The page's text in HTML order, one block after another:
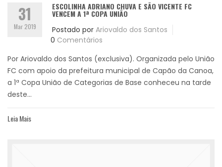
31
Mar 2019
ESCOLINHA ADRIANO CHUVA E SÃO VICENTE FC
VENCEM A 1ª COPA UNIÃO
Postado por Ariovaldo dos Santos
0 Comentários
Por Ariovaldo dos Santos (exclusiva). Organizada pelo União
FC com apoio da prefeitura municipal de Capão da Canoa,
a 1ª Copa União de Categorias de Base conheceu na tarde
deste...
Leia Mais